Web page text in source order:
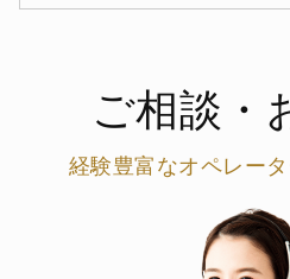
ご相談・
経験豊富なオペレー